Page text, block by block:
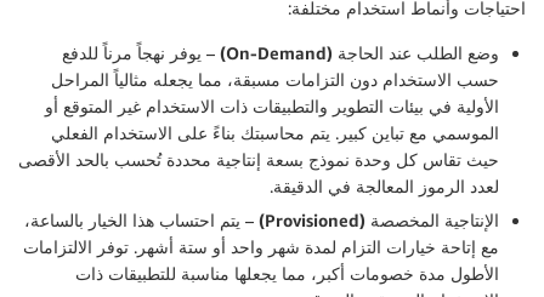
احتياجات وأنماط استخدام مختلفة:
وضع الطلب عند الحاجة (On-Demand)
– يوفر نهجاً مرناً للدفع
حسب الاستخدام دون التزامات مسبقة، مما يجعله مثالياً المراحل
الأولية في بيئات التطوير والتطبيقات ذات الاستخدام غير المتوقع أو
الموسمي مع تباين كبير. يتم محاسبتك بناءً على الاستخدام الفعلي
حيث تقاس كل وحدة نموذج بسعة إنتاجية محددة تُحسب بالحد الأقصى
لعدد الرموز المعالجة في الدقيقة.
الإنتاجية المخصصة (Provisioned)
– يتم احتساب هذا الخيار بالساعة،
مع إتاحة خيارات التزام لمدة شهر واحد أو ستة أشهر. توفر الالتزامات
الأطول مدة خصومات أكبر، مما يجعلها مناسبة للتطبيقات ذات